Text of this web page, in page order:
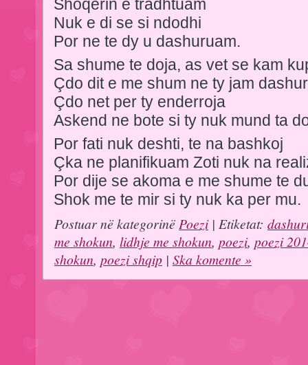
Shoqerin e tradhtuam
Nuk e di se si ndodhi
Por ne te dy u dashuruam.
Sa shume te doja, as vet se kam
Çdo dit e me shum ne ty jam
Çdo net per ty enderroja
Askend ne bote si ty nuk mund ta
Por fati nuk deshti, te na bashkoj
Çka ne planifikuam Zoti nuk na
Por dije se akoma e me shume te
Shok me te mir si ty nuk ka per mu.
Postuar në kategorinë Poezi| Etiketat:
me shokun, lidhje me shokun, poezi, poezi
shokun, poezi shqip | Ska komente »